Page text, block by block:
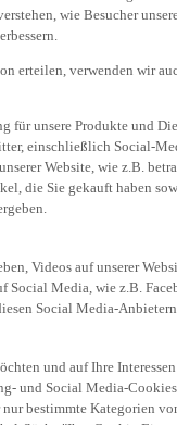
wie Besucher
erteilen, verwenden wir
für unsere Produkte und
einschließlich Social-
Website, wie z.B.
die Sie gekauft haben
Videos auf unserer
Social Media, wie z.B.
Social Media-
und auf Ihre
und Social Media-
bestimmte Kategorien